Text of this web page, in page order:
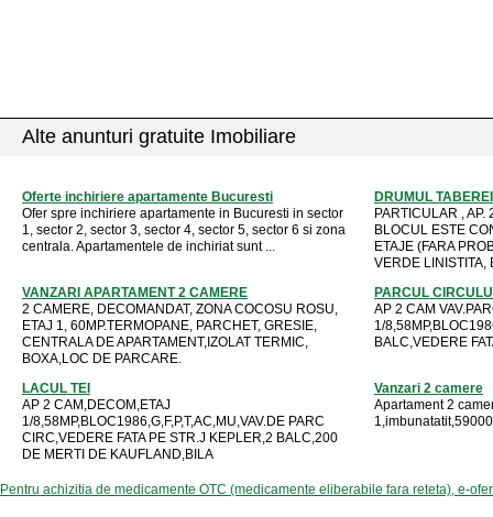
Alte anunturi gratuite Imobiliare
Oferte inchiriere apartamente Bucuresti
Ofer spre inchiriere apartamente in Bucuresti in sector
1, sector 2, sector 3, sector 4, sector 5, sector 6 si zona
centrala. Apartamentele de inchiriat sunt ...
DRUMUL
PARTICULAR ,
BLOCUL ESTE
ETAJE (FARA
VERDE LINISTITA,
VANZARI APARTAMENT 2 CAMERE
2 CAMERE, DECOMANDAT, ZONA COCOSU ROSU,
ETAJ 1, 60MP.TERMOPANE, PARCHET, GRESIE,
CENTRALA DE APARTAMENT,IZOLAT TERMIC,
BOXA,LOC DE PARCARE.
PARCUL
AP 2 CAM
1/
BALC,VEDERE
LACUL TEI
AP 2 CAM,DECOM,ETAJ
1/8,58MP,BLOC1986,G,F,P,T,AC,MU,VAV.DE PARC
CIRC,VEDERE FATA PE STR.J KEPLER,2 BALC,200
DE MERTI DE KAUFLAND,BILA
Vanzari 2 camere
Apartament 2
Pentru achizitia de medicamente OTC (medicamente eliberabile fara reteta), e-